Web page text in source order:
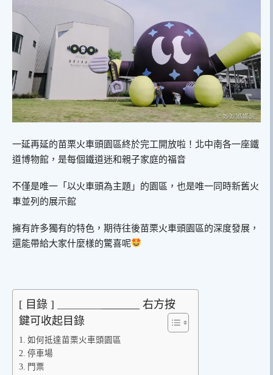
一延再延的苗栗火車頭園區終於完工開放啦！北中南各一座鐵
道博物館，是每個鐵道迷和親子家庭的福音
不僅是唯一「以火車頭為主題」的園區，也是唯一同時新舊火
車並列的展示館
擁有許多獨有的特色，期待往後苗栗火車頭園區的深度發展，
還能帶給大家什麼樣的驚喜呢
[ 目錄 ] ＿＿＿＿_______ 右方按
鍵可收起目錄
如何抵達苗栗火車頭園區
停車場
門票